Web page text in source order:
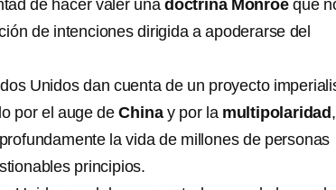
de hacer valer una doctrina Monroeque
de intenciones dirigida a apoderarse del
Unidos dan cuenta de un proyecto
por el auge deChinay por la multipolaridad ,
la vida de millones de personas
principios.